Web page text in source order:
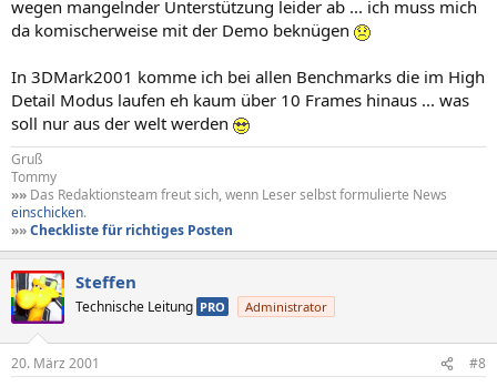
wegen mangelnder Unterstützung leider ab ... ich muss mich
da komischerweise mit der Demo beknügen
In 3DMark2001 komme ich bei allen Benchmarks die im High
Detail Modus laufen eh kaum über 10 Frames hinaus ... was
soll nur aus der welt werden
Gruß
Tommy
»» Das Redaktionsteam freut sich, wenn Leser selbst formulierte News
einschicken.
»»Checkliste für richtiges Posten
Steffen
Technische Leitung PRO Administrator
20. März 2001 #8